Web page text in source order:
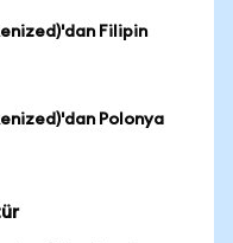
Filipin
Polonya